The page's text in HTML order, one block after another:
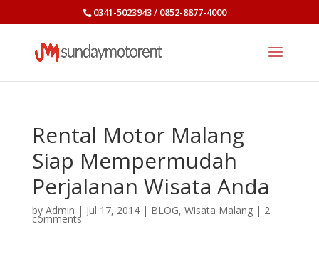
0341-5023943 / 0852-8877-4000
Rental Motor Malang
Siap Mempermudah
Perjalanan Wisata Anda
by Admin | Jul 17, 2014| BLOG, Wisata Malang| 2
comments